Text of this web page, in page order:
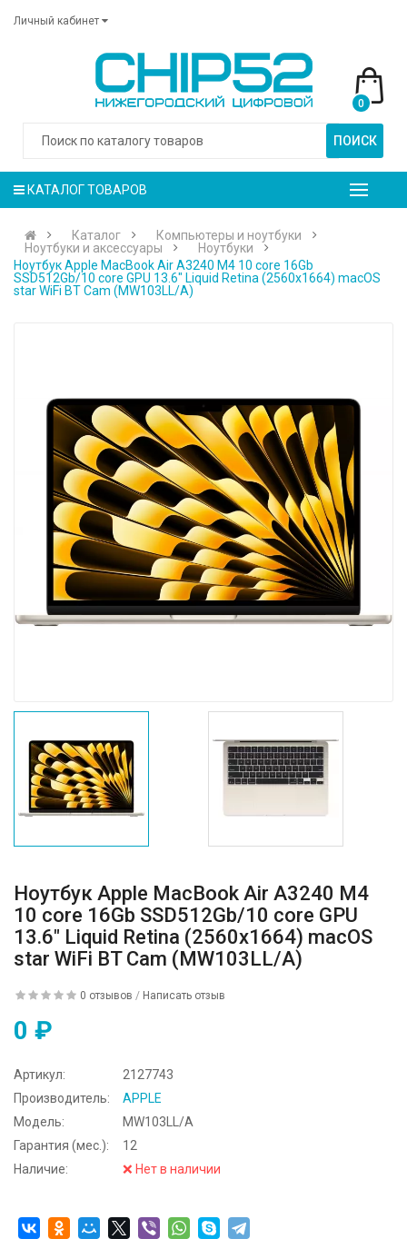
Личный кабинет
ПОИСК
0
КАТАЛОГ ТОВАРОВ
Каталог
Компьютеры и ноутбуки
Ноутбуки и аксессуары
Ноутбуки
Ноутбук Apple MacBook Air A3240 M4 10 core 16Gb
SSD512Gb/10 core GPU 13.6" Liquid Retina (2560x1664) macOS
star WiFi BT Cam (MW103LL/A)
Ноутбук Apple MacBook Air A3240 M4
10 core 16Gb SSD512Gb/10 core GPU
13.6" Liquid Retina (2560x1664) macOS
star WiFi BT Cam (MW103LL/A)
0 отзывов / Написать отзыв
0 ₽
Артикул:
2127743
Производитель:
APPLE
Модель:
MW103LL/A
Гарантия (мес.):
12
Наличие:
❌ Нет в наличии